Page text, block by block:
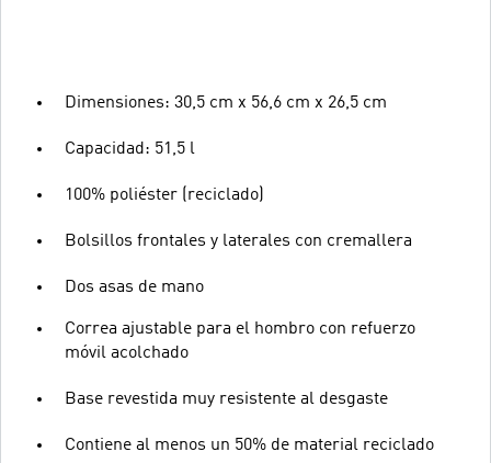
Dimensiones: 30,5 cm x 56,6 cm x 26,5 cm
Capacidad: 51,5 l
100% poliéster (reciclado)
Bolsillos frontales y laterales con cremallera
Dos asas de mano
Correa ajustable para el hombro con refuerzo
móvil acolchado
Base revestida muy resistente al desgaste
Contiene al menos un 50% de material reciclado